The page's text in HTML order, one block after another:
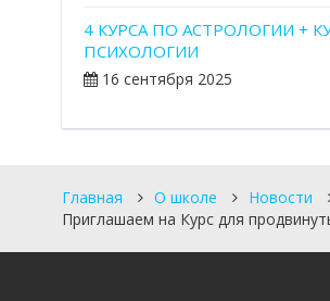
4 КУРСА ПО АСТРОЛОГИИ +
ПСИХОЛОГИИ
16 сентября 2025
Главная О школе
Новости
Приглашаем на Курс для